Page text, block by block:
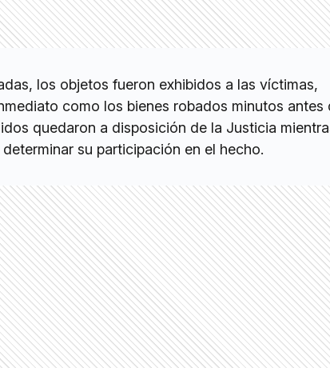
los objetos fueron exhibidos a las víctimas,
como los bienes robados minutos antes
quedaron a disposición de la Justicia
su participación en el hecho.